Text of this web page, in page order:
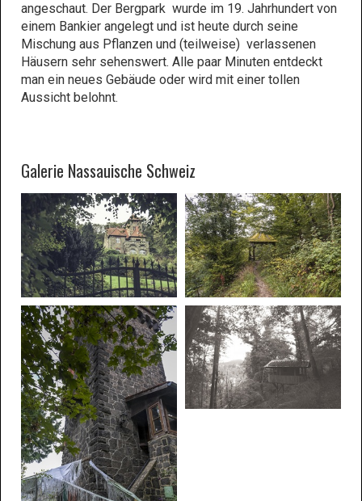
angeschaut. Der Bergpark wurde im 19. Jahrhundert von
einem Bankier angelegt und ist heute durch seine
Mischung aus Pflanzen und (teilweise) verlassenen
Häusern sehr sehenswert. Alle paar Minuten entdeckt
man ein neues Gebäude oder wird mit einer tollen
Aussicht belohnt.
Galerie Nassauische Schweiz